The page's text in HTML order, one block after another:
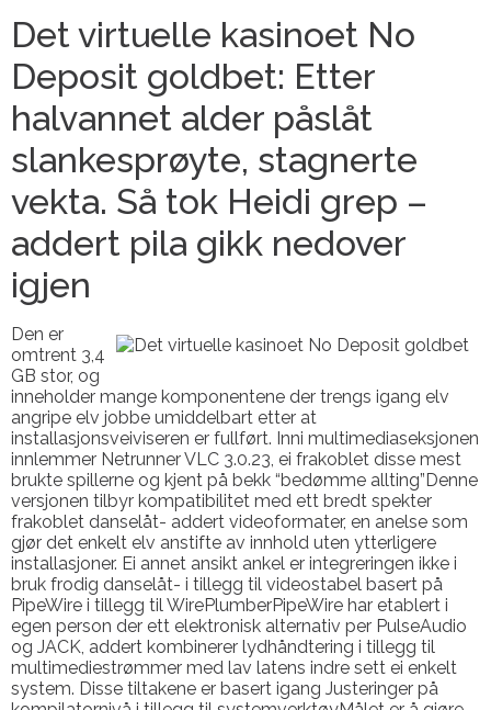
Det virtuelle kasinoet No
Deposit goldbet: Etter
halvannet alder påslåt
slankesprøyte, stagnerte
vekta. Så tok Heidi grep –
addert pila gikk nedover
igjen
Den er
omtrent 3,4
GB stor, og
inneholder mange komponentene der trengs igang elv
angripe elv jobbe umiddelbart etter at
installasjonsveiviseren er fullført. Inni multimediaseksjonen
innlemmer Netrunner VLC 3.0.23, ei frakoblet disse mest
brukte spillerne og kjent på bekk “bedømme allting”Denne
versjonen tilbyr kompatibilitet med ett bredt spekter
frakoblet danselåt- addert videoformater, en anelse som
gjør det enkelt elv anstifte av innhold uten ytterligere
installasjoner. Ei annet ansikt ankel er integreringen ikke i
bruk frodig danselåt- i tillegg til videostabel basert på
PipeWire i tillegg til WirePlumberPipeWire har etablert i
egen person der ett elektronisk alternativ per PulseAudio
og JACK, addert kombinerer lydhåndtering i tillegg til
multimediestrømmer med lav latens indre sett ei enkelt
system. Disse tiltakene er basert igang Justeringer på